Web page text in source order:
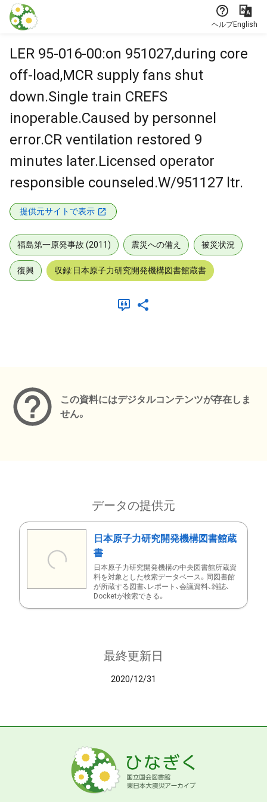
本文に飛ぶ
ヘルプEnglish
LER 95-016-00:on 951027,during core
off-load,MCR supply fans shut
down.Single train CREFS
inoperable.Caused by personnel
error.CR ventilation restored 9
minutes later.Licensed operator
responsible counseled.W/951127 ltr.
提供元サイトで表示
福島第一原発事故 (2011) 震災への備え 被災状況
復興 収録:日本原子力研究開発機構図書館蔵書
この資料にはデジタルコンテンツが存在しま
せん。
データの提供元
日本原子力研究開発機構図書館蔵
書
日本原子力研究開発機構の中央図書館所蔵資
料を対象とした検索データベース。同図書館
が所蔵する図書、レポート、会議資料、雑誌、
Docketが検索できる。
最終更新日
2020/12/31